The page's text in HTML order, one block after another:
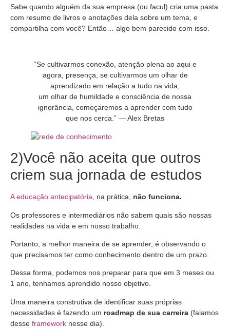
Sabe quando alguém da sua empresa (ou facul) cria uma pasta
com resumo de livros e anotações dela sobre um tema, e
compartilha com você? Então… algo bem parecido com isso.
“Se cultivarmos conexão, atenção plena ao aqui e
agora, presença, se cultivarmos um olhar de
aprendizado em relação a tudo na vida,
um olhar de humildade e consciência de nossa
ignorância, começaremos a aprender com tudo
que nos cerca.” — Alex Bretas
2)Você não aceita que outros
criem sua jornada de estudos
A educação antecipatória , na prática, não funciona.
Os professores e intermediários não sabem quais são nossas
realidades na vida e em nosso trabalho.
Portanto, a melhor maneira de se aprender, é observando o
que precisamos ter como conhecimento dentro de um prazo.
Dessa forma, podemos nos preparar para que em 3 meses ou
1 ano, tenhamos aprendido nosso objetivo.
Uma maneira construtiva de identificar suas próprias
necessidades é fazendo um roadmap de sua carreira (falamos
desse framework nesse dia).